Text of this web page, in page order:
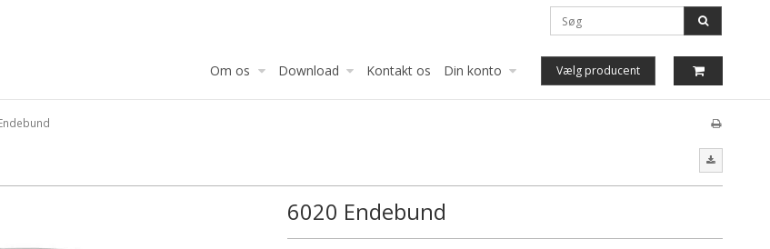
Om os Download Kontakt os Din konto Vælg producent
6020 Endebund